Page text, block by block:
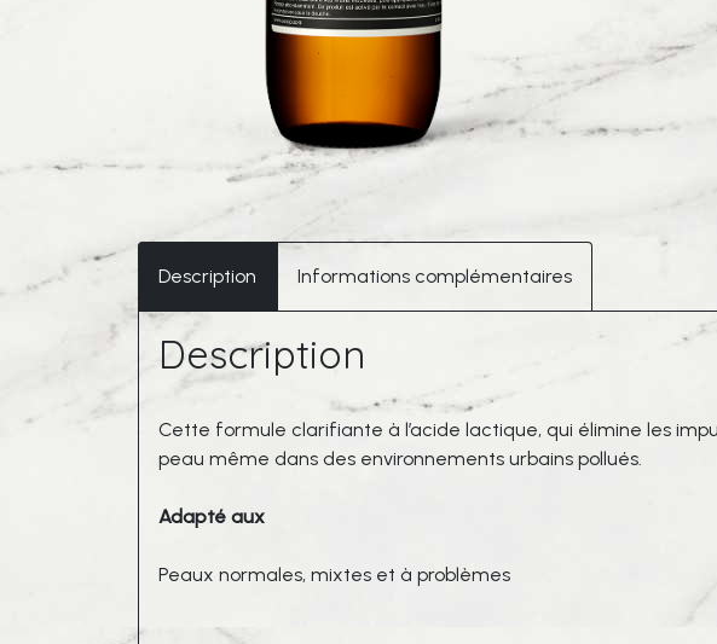
Nettoyant
la
Description Informations complémentaires
Description
Cette formule clarifiante à l’acide lactique, qui élimine les
peau même dans des environnements urbains pollués.
Adapté aux
Peaux normales, mixtes et à problèmes